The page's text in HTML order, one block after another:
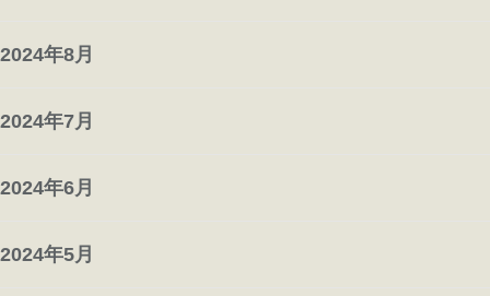
2024年8月
2024年7月
2024年6月
2024年5月